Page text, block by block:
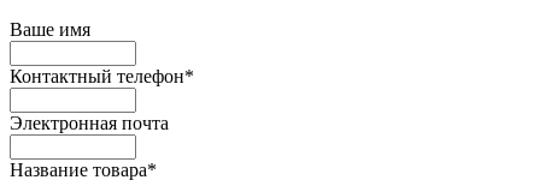
Ваше имя
Контактный телефон*
Электронная почта
Название товара*